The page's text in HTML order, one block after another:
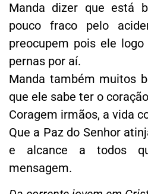
Manda dizer que está
pouco fraco pelo
preocupem pois ele
pernas por aí.
Manda também muitos
que ele sabe ter o
Coragem irmãos, a vida
Que a Paz do Senhor
e alcance a todos
mensagem.